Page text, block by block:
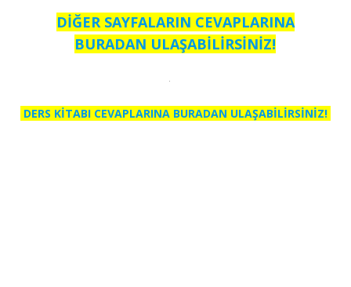
DİĞER SAYFALARIN CEVAPLARINA
BURADAN ULAŞABİLİRSİNİZ!
DERS KİTABI CEVAPLARINA BURADAN ULAŞABİLİRSİNİZ!